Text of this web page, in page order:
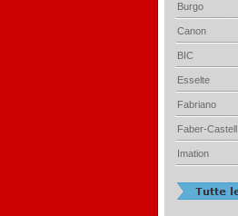
Burgo
Canon
BIC
Esselte
Fabriano
Faber-Castell
Imation